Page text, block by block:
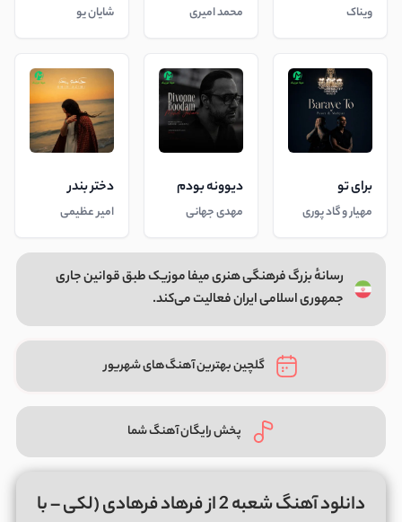
ویناک محمد امیری شایان یو
برای تو
مهیار و گاد پوری
دیوونه بودم
مهدی جهانی
دختر بندر
امیر عظیمی
رسانهٔ بزرگ فرهنگی هنری میفا موزیک طبق قوانین جاری
جمهوری اسلامی ایران فعالیت می‌کند.
گلچین بهترین آهنگ‌های شهریور
پخش رایگان آهنگ شما
دانلود آهنگ شعبه 2 از فرهاد فرهادی (لکی – با